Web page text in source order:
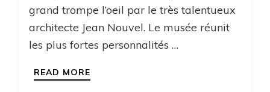
grand trompe l’oeil par le très talentueux
architecte Jean Nouvel. Le musée réunit
les plus fortes personnalités …
READ MORE